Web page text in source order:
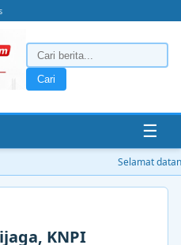
Cari
☰
Selamat
KNPI